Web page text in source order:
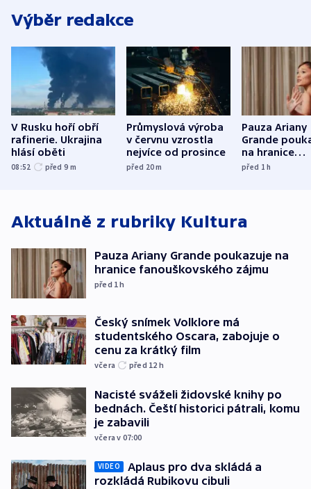
Výběr redakce
V Rusku hoří obří
rafinerie. Ukrajina
hlásí oběti
08:52 před 9 m
Průmyslová výroba
v červnu vzrostla
nejvíce od prosince
před 20m
Pauza Ariany
Grande
na hranice
před 1h
Aktuálně z rubriky Kultura
Pauza Ariany Grande poukazuje na
hranice fanouškovského zájmu
před 1h
Český snímek Volklore má
studentského Oscara, zabojuje o
cenu za krátký film
včera před 12 h
Nacisté sváželi židovské knihy po
bednách. Čeští historici pátrali, komu
je zabavili
včera v 07:00
VIDEO
Aplaus pro dva skládá a
rozkládá Rubikovu cibuli